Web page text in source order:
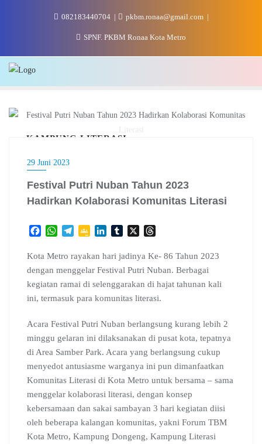
082183440704 pkbm.ronaa@gmail.com
SPNF. PKBM Ronaa Kota Metro
KAMPUNG LITERASI
29 Juni 2023
Festival Putri Nuban Tahun 2023
Hadirkan Kolaborasi Komunitas Literasi
c
b
o
o
W
a
A
p
l
g
r
a
G
o
e
C
a
s
o
o
m
n
k
d
I
m
b
r
X
r
e
d
s
Kota Metro rayakan hari jadinya Ke- 86 Tahun 2023
dengan menggelar Festival Putri Nuban. Berbagai
kegiatan ramai di selenggarakan di hajat tahunan kali
ini, termasuk para komunitas literasi.
Acara Festival Putri Nuban berlangsung kurang lebih 2
minggu gelaran ini dilaksanakan di pusat kota, tepatnya
di Area Samber Park. Acara yang berlangsung cukup
menyedot antusiasme warganya ini pun dimanfaatkan
Komunitas Literasi di Kota Metro untuk bersama – sama
menggelar kolaborasi literasi, dengan konsep
kebersamaan dan sakai sambayan 3 hari kegiatan diisi
oleh beberapa kalangan komunitas, yakni Forum TBM
Kota Metro, Kampung Dongeng, Kampung Literasi